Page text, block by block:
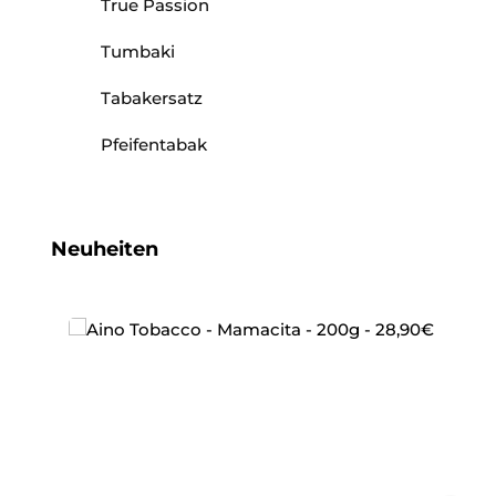
True Passion
Tumbaki
Tabakersatz
Pfeifentabak
Produktgalerie überspringen
Neuheiten